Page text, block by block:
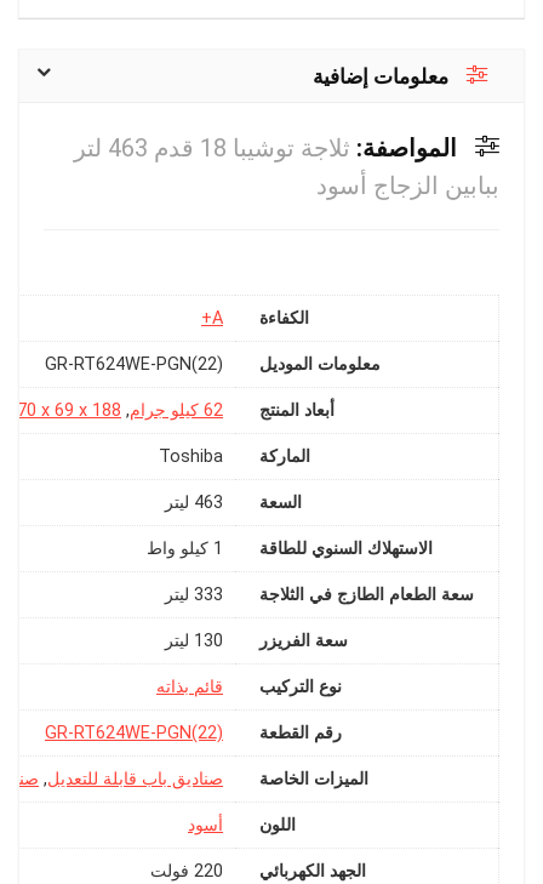
معلومات إضافية
المواصفة:
ثلاجة توشيبا 18 قدم 463 لتر
ببابين الزجاج أسود
الكفاءة A+
معلومات الموديل ‎GR-RT624WE-PGN(22)
أبعاد المنتج 62 كيلو جرام , ‎70 x 69 x 188 سم
الماركة Toshiba
السعة ‎463 ليتر
الاستهلاك السنوي للطاقة ‎1 كيلو واط
سعة الطعام الطازج في الثلاجة ‎333 ليتر
سعة الفريزر ‎130 ليتر
نوع التركيب
رقم القطعة ‎GR-RT624WE-PGN(22)
الميزات الخاصة صناديق باب قابلة للتعديل,
اللون أسود
الجهد الكهربائي ‎220 فولت